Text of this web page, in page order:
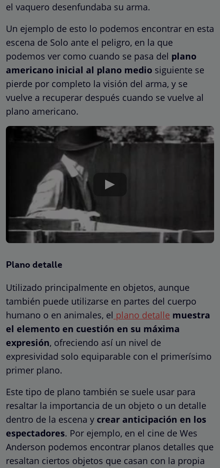
el vaquero desenfundaba su arma.
Un ejemplo de esto lo podemos encontrar en esta
escena de Solo ante el peligro, en la que
podemos ver como cuando se pasa del plano
americano inicial al plano medio siguiente se
pierde por completo la visión del arma, y se
vuelve a recuperar después cuando se vuelve al
plano americano.
Plano detalle
Utilizado principalmente en objetos, aunque
también puede utilizarse en partes del cuerpo
humano o en animales, el plano detalle muestra
el elemento en cuestión en su máxima
expresión, ofreciendo así un nivel de
expresividad solo equiparable con el primerísimo
primer plano.
Este tipo de plano también se suele usar para
resaltar la importancia de un objeto o un detalle
dentro de la escena y crear anticipación en los
espectadores. Por ejemplo, en el cine de Wes
Anderson podemos encontrar planos detalles que
resaltan ciertos objetos que casan con la propia